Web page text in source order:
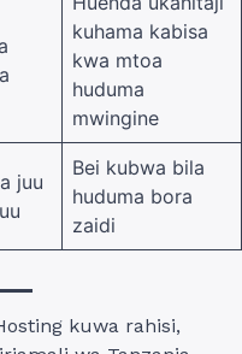
kuhama kabisa
kwa mtoa
huduma
mwingine
juu
Bei kubwa bila
huduma bora
zaidi
kuwa rahisi,